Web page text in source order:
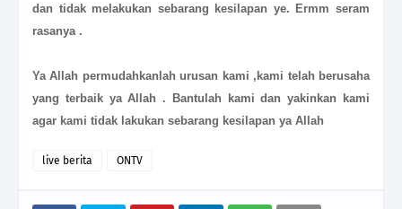
dan tidak melakukan sebarang kesilapan ye. Ermm seram
rasanya .
Ya Allah permudahkanlah urusan kami ,kami telah berusaha
yang terbaik ya Allah . Bantulah kami dan yakinkan kami
agar kami tidak lakukan sebarang kesilapan ya Allah
live berita ONTV